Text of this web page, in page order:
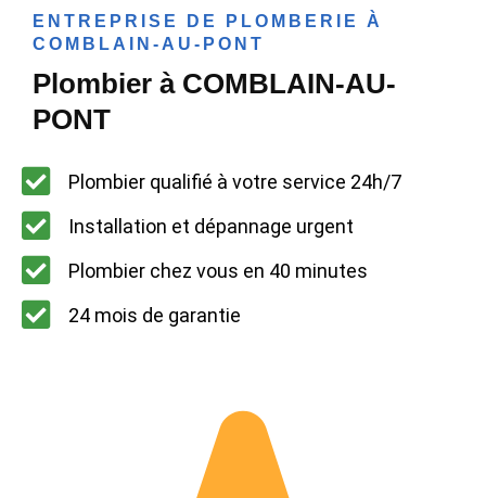
ENTREPRISE DE PLOMBERIE À
COMBLAIN-AU-PONT
Plombier à COMBLAIN-AU-
PONT
Plombier qualifié à votre service 24h/7
Installation et dépannage urgent
Plombier chez vous en 40 minutes
24 mois de garantie